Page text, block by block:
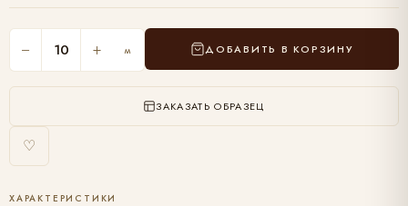
− + м ДОБАВИТЬ В КОРЗИНУ
ЗАКАЗАТЬ ОБРАЗЕЦ
♡
ХАРАКТЕРИСТИКИ